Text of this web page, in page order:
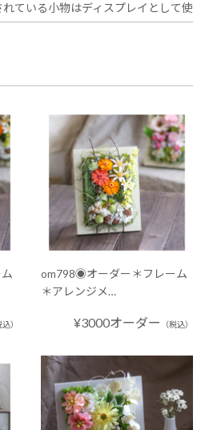
ている小物はディスプレイとして使用
込）
om798◉オーダー＊フレーム
＊アレンジメ…
¥3000オーダー （税込）